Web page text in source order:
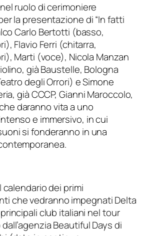
ruolo di cerimoniere
la presentazione di “In fatti
Carlo Bertotti (basso,
Flavio Ferri (chitarra,
Marti (voce), Nicola Manzan
già Baustelle, Bologna
degli Orrori) e Simone
già CCCP, Gianni Maroccolo,
daranno vita a uno
e immersivo, in cui
si fonderanno in una
calendario dei primi
che vedranno impegnati Delta
club italiani nel tour
Beautiful Days di